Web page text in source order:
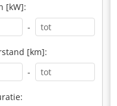
[kW]:
-
[km]:
-